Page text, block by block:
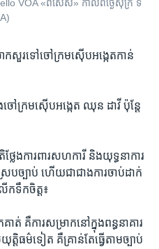
VOA​ «ពិសេស‍» កាល​ពី​ថ្ងៃ​សុក្រ ទី​
សួរ​ទៅ​ចៅក្រម​ស៊ើបអង្កេត​កាន់​
ៅក្រម​ស៊ើប​អង្កេត​ ឈុន ដាវី ​ប៉ុន្តែ​
លែង​ការពារ​សហការី​ និង​យុទ្ធនាការ​
រប​ច្បាប់​ ហើយ​ជាជាង​ការ​ចាប់​ដាក់​
ើក​ទឹកចិត្ត៖
ត់​ គឺ​ការ​សម្រាក​នៅ​ក្នុង​ពន្ធនាគារ​
ម៌​ទៀត​ គឺ​គ្រាន់​តែ​ធ្វើ​តាម​ច្បាប់​